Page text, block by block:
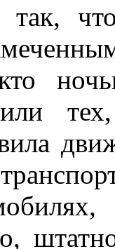
так,